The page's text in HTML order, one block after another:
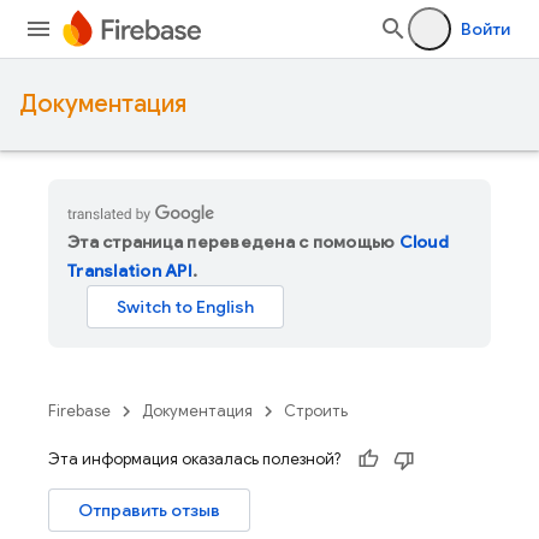
Войти
Документация
Эта страница переведена с помощью Cloud
Translation API.
Firebase Документация Строить
Эта информация оказалась полезной?
Отправить отзыв